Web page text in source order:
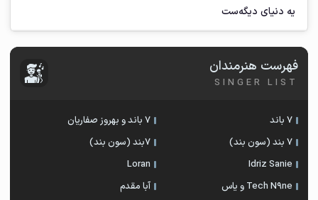
یه دنیای دیگه‌ست
فهرست هنرمندان
SINGER LIST
7 باند
7 باند و بهروز صفاریان
7 بند (سون بند)
۷بند (سون بند)
Idriz Sanie
Loran
Tech N9ne و یاس
آبا مقدم